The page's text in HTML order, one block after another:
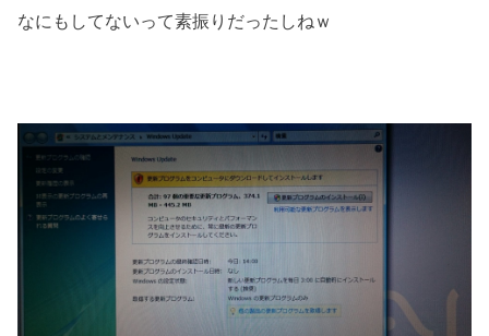
なにもしてないって素振りだったしねｗ